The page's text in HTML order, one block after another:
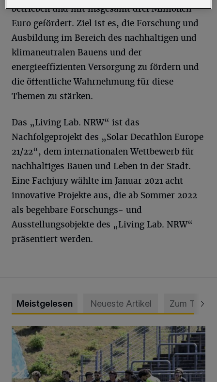
betrieben und mit insgesamt drei Millionen
Euro gefördert. Ziel ist es, die Forschung und
Ausbildung im Bereich des nachhaltigen und
klimaneutralen Bauens und der
energieeffizienten Versorgung zu fördern und
die öffentliche Wahrnehmung für diese
Themen zu stärken.
Das „Living Lab. NRW“ ist das
Nachfolgeprojekt des „Solar Decathlon Europe
21/22“, dem internationalen Wettbewerb für
nachhaltiges Bauen und Leben in der Stadt.
Eine Fachjury wählte im Januar 2021 acht
innovative Projekte aus, die ab Sommer 2022
als begehbare Forschungs- und
Ausstellungsobjekte des „Living Lab. NRW“
präsentiert werden.
Meistgelesen Neueste Artikel Zum Thema
Liveticker: Wuppertaler SV – SpVg. Schonnebeck